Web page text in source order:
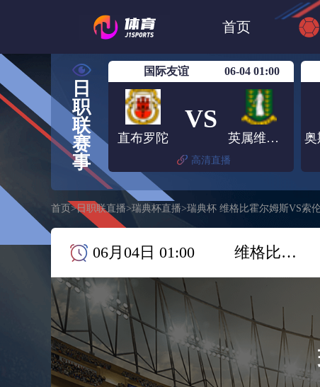
首页
日篮
日
职
联
赛
事
国际友谊 06-04 01:00
直布罗陀
VS
英属维尔京群岛
高清直播
首页 >日职联直播>瑞典杯直播>瑞典杯 维格比霍尔姆斯VS索
06月04日 01:00 维格比霍尔姆斯